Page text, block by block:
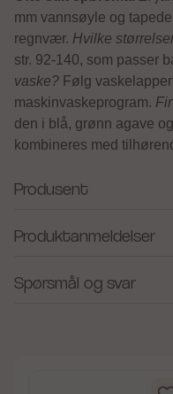
mm vannsøyle og
regnvær. Hvilke
str. 92-140, som passer
vaske? Følg
maskinvaskeprogram.
den i blå, grønn agave
kombineres med
Produsent
Produktanmeldelser
Spørsmål og svar